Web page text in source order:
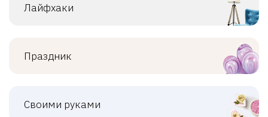
Лайфхаки
Праздник
Своими руками